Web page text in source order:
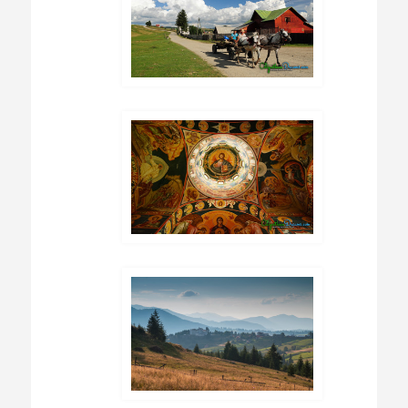
Este frágil paraíso se enfrenta a la extinción
debido a diversos factores como la
globalización y los nuevos estilos de vida, la
al extranjero en busca de trabajo.
Otra grave amenaza es la deforestación.
El Turismo responsable puede ayudar a la
conservación de los hábitats salvajes. También
genera ingresos a la economía local, ayudando
a preservar la forma de vida de estas
Aprovecha el mejor momento para visitar